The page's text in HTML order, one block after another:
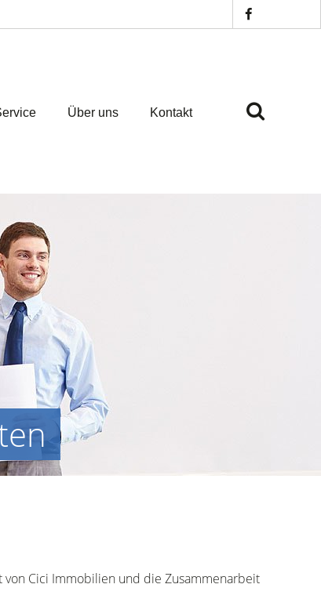
Über uns Kontakt
von Cici Immobilien und die Zusammenarbeit